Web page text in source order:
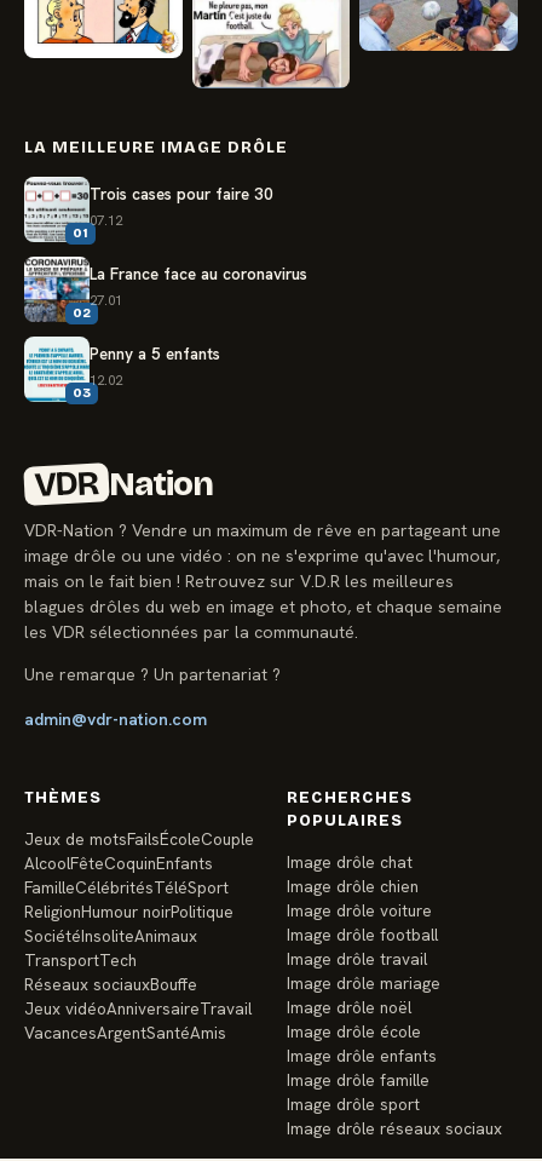
LA MEILLEURE IMAGE DRÔLE
01
Trois cases pour faire 30
07.12
02
La France face au coronavirus
27.01
03
Penny a 5 enfants
12.02
VDR Nation
VDR-Nation ? Vendre un maximum de rêve en partageant une
image drôle ou une vidéo : on ne s'exprime qu'avec l'humour,
mais on le fait bien ! Retrouvez sur V.D.R les meilleures
blagues drôles du web en image et photo, et chaque semaine
les VDR sélectionnées par la communauté.
Une remarque ? Un partenariat ?
admin@vdr-nation.com
THÈMES
Jeux de motsFailsÉcoleCouple
AlcoolFêteCoquinEnfants
FamilleCélébritésTéléSport
ReligionHumour noirPolitique
SociétéInsoliteAnimaux
TransportTech
Réseaux sociauxBouffe
Jeux vidéoAnniversaireTravail
VacancesArgentSantéAmis
RECHERCHES
POPULAIRES
Image drôle chat
Image drôle chien
Image drôle voiture
Image drôle football
Image drôle travail
Image drôle mariage
Image drôle noël
Image drôle école
Image drôle enfants
Image drôle famille
Image drôle sport
Image drôle réseaux sociaux